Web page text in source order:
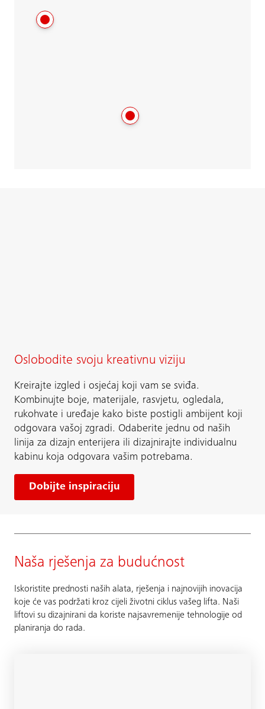
Oslobodite svoju kreativnu viziju
Kreirajte izgled i osjećaj koji vam se sviđa.
Kombinujte boje, materijale, rasvjetu, ogledala,
rukohvate i uređaje kako biste postigli ambijent koji
odgovara vašoj zgradi. Odaberite jednu od naših
linija za dizajn enterijera ili dizajnirajte individualnu
kabinu koja odgovara vašim potrebama.
Dobijte inspiraciju
Naša rješenja za budućnost
Iskoristite prednosti naših alata, rješenja i najnovijih inovacija
koje će vas podržati kroz cijeli životni ciklus vašeg lifta. Naši
liftovi su dizajnirani da koriste najsavremenije tehnologije od
planiranja do rada.